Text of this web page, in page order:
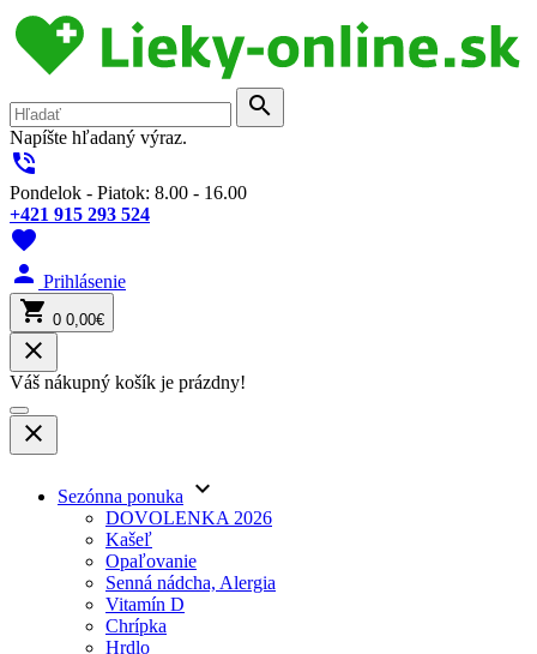
search
Napíšte hľadaný výraz.
phone_in_talk
Pondelok - Piatok: 8.00 - 16.00
+421 915 293 524
favorite
person Prihlásenie
shopping_cart 0 0,00€
close
Váš nákupný košík je prázdny!
close
Sezónna ponuka keyboard_arrow_down
DOVOLENKA 2026
Kašeľ
Opaľovanie
Senná nádcha, Alergia
Vitamín D
Chrípka
Hrdlo